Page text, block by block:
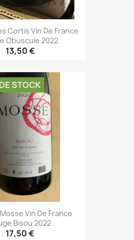
Cortis Vin De France
Obuscule 2022
13,50 €
Vin De France
Bisou 2022
17,50 €
STOCK